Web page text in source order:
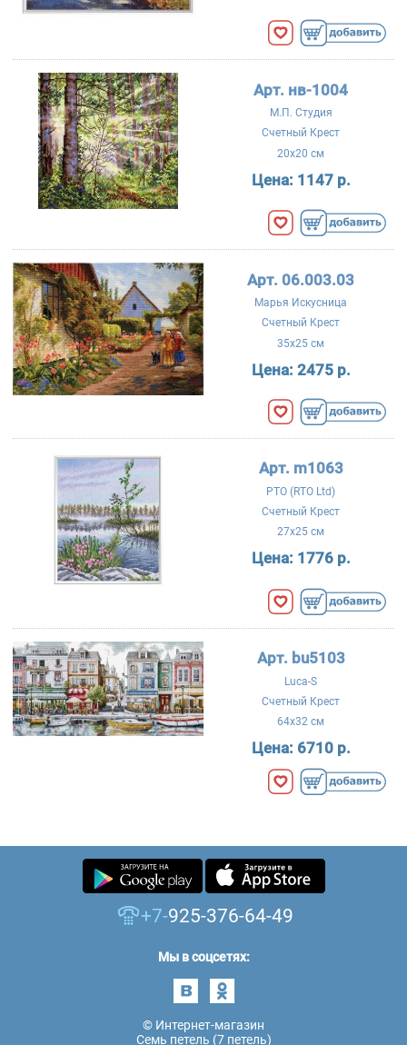
Арт. нв-1004
М.П. Студия
Счетный Крест
20x20 см
Цена: 1147 р.
Арт. 06.003.03
Марья Искусница
Счетный Крест
35x25 см
Цена: 2475 р.
Арт. m1063
РТО (RTO Ltd)
Счетный Крест
27x25 см
Цена: 1776 р.
Арт. bu5103
Luca-S
Счетный Крест
64x32 см
Цена: 6710 р.
+7-925-376-64-49
Мы в соцсетях:
© Интернет-магазин
Семь петель (7 петель)